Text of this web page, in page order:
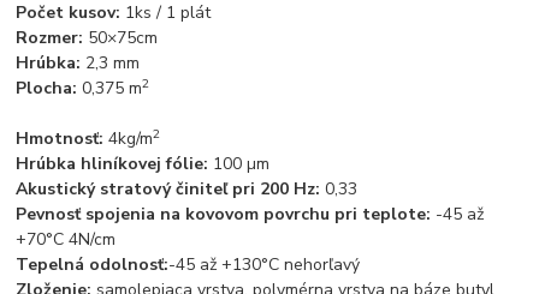
Počet kusov: 1ks / 1 plát
Rozmer: 50×75cm
Hrúbka: 2,3 mm
Plocha: 0,375 m2
Hmotnosť:4kg/m2
Hrúbka hliníkovej fólie: 100 µm
Akustický stratový činiteľ pri 200 Hz: 0,33
Pevnosť spojenia na kovovom povrchu pri teplote: -45 až
+70°C 4N/cm
Tepelná odolnosť:-45 až +130°C nehorľavý